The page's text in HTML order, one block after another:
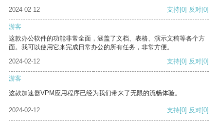
2024-02-12
支持[0] 反对[0]
游客
这款办公软件的功能非常全面，涵盖了文档、表格、演示文稿等各个方
面。我可以使用它来完成日常办公的所有任务，非常方便。
2024-02-12
支持[0] 反对[0]
游客
这款加速器VPM应用程序已经为我们带来了无限的流畅体验。
2024-02-12 支持[0] 反对[0]